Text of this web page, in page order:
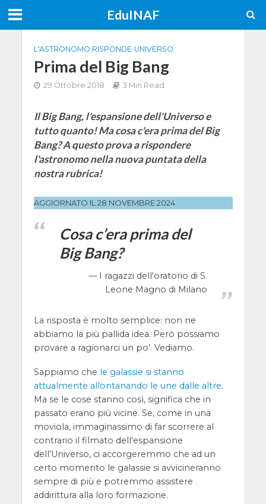
EduINAF
L'ASTRONOMO RISPONDE•UNIVERSO
Prima del Big Bang
29 Ottobre 2018 3 Min Read
Il Big Bang, l'espansione dell'Universo e
tutto quanto! Ma cosa c'era prima del Big
Bang? A questo prova a rispondere
l'astronomo nella nuova puntata della
nostra rubrica!
AGGIORNATO IL 28 NOVEMBRE 2024
Cosa c’era prima del
Big Bang?
I ragazzi dell'oratorio di S.
Leone Magno di Milano
La risposta è molto semplice: non ne
abbiamo la più pallida idea. Però possiamo
provare a ragionarci un po’. Vediamo.
Sappiamo che le galassie si stanno
attualmente allontanando le une dalle altre.
Ma se le cose stanno così, significa che in
passato erano più vicine. Se, come in una
moviola, immaginassimo di far scorrere al
contrario il filmato dell’espansione
dell’Universo, ci accorgeremmo che ad un
certo momento le galassie si avvicineranno
sempre di più e potremmo assistere
addirittura alla loro formazione.